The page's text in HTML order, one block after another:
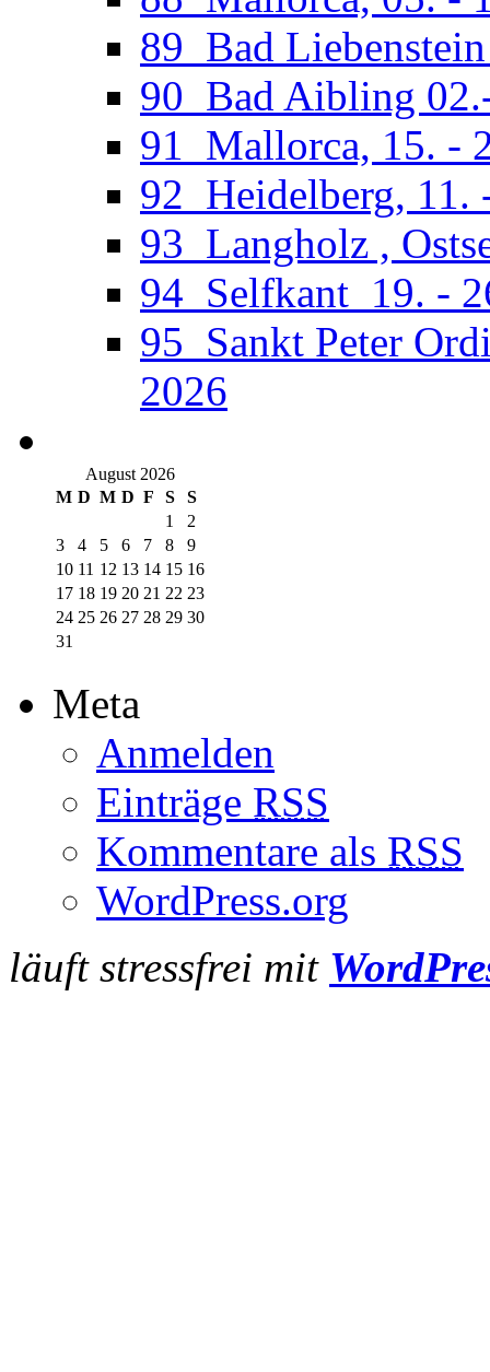
89_Bad
90_Bad Aibling
91_Mallorca, 15. -
92_Heidelberg, 11.
93_Langholz ,
94_Selfkant_19. -
95_Sankt Peter
2026
August 2026
M D M D F S
S
1
2
3
4 5 6 7 8
9
10 11 12 13 14 15 16
17 18 19 20 21 22 23
24 25 26 27 28 29 30
31
Meta
Anmelden
Einträge RSS
Kommentare als RSS
WordPress.org
läuft stressfrei mit